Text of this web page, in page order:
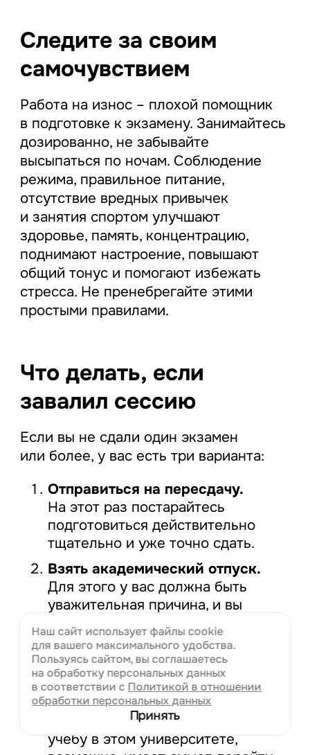
Следите за своим
самочувствием
Работа на износ – плохой помощник
в подготовке к экзамену. Занимайтесь
дозированно, не забывайте
высыпаться по ночам. Соблюдение
режима, правильное питание,
отсутствие вредных привычек
и занятия спортом улучшают
здоровье, память, концентрацию,
поднимают настроение, повышают
общий тонус и помогают избежать
стресса. Не пренебрегайте этими
простыми правилами.
Что делать, если
завалил сессию
Если вы не сдали один экзамен
или более, у вас есть три варианта:
Отправиться на пересдачу.
На этот раз постарайтесь
подготовиться действительно
тщательно и уже точно сдать.
Взять академический отпуск.
Для этого у вас должна быть
уважительная причина, и вы
должны быть готовы предоставить
ее подтверждение.
Отчислиться из вуза.Это
крайний вариант, и лучше до него
не доводить. Но если вы
чувствуете, что точно не потянете
учебу в этом университете,
Наш сайт использует файлы cookie
для вашего максимального удобства.
Пользуясь сайтом, вы соглашаетесь
на обработку персональных данных
в соответствии с Политикой в отношении
обработки персональных данных
Принять